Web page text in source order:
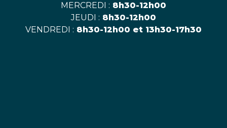
MERCREDI : 8h30-12h00
JEUDI : 8h30-12h00
VENDREDI : 8h30-12h00 et 13h30-17h30